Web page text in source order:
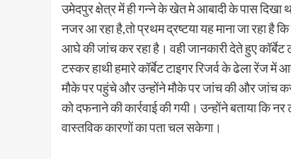
उमेदपुर क्षेत्र में ही गन्ने के खेत मे आबादी के पास
नजर आ रहा है,तो प्रथम द्रष्टया यह माना जा रहा है
आघे की जांच कर रहा है। वही जानकारी देते हुए कॉर्बेट
टस्कर हाथी हमारे कॉर्बेट टाइगर रिजर्व के ढेला रेंज में
मौके पर पहुंचे और उन्होंने मौके पर जांच की और जांच
को दफनाने की कार्रवाई की गयी। उन्होंने बताया कि
वास्तविक कारणों का पता चल सकेगा।